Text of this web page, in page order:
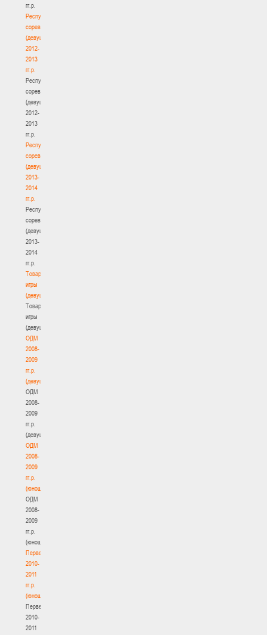
гг.р.
Республиканские
соревнования
(девушки)
2012-
2013
гг.р.
Республиканские
соревнования
(девушки)
2012-
2013
гг.р.
Республиканские
соревнования
(девушки)
2013-
2014
гг.р.
Республиканские
соревнования
(девушки)
2013-
2014
гг.р.
Товарищеские
игры
(девушки)
Товарищеские
игры
(девушки)
ОДМ
2008-
2009
гг.р.
(девушки)
ОДМ
2008-
2009
гг.р.
(девушки)
ОДМ
2008-
2009
гг.р.
(юноши)
ОДМ
2008-
2009
гг.р.
(юноши)
Первенство
2010-
2011
гг.р.
(юноши)
Первенство
2010-
2011